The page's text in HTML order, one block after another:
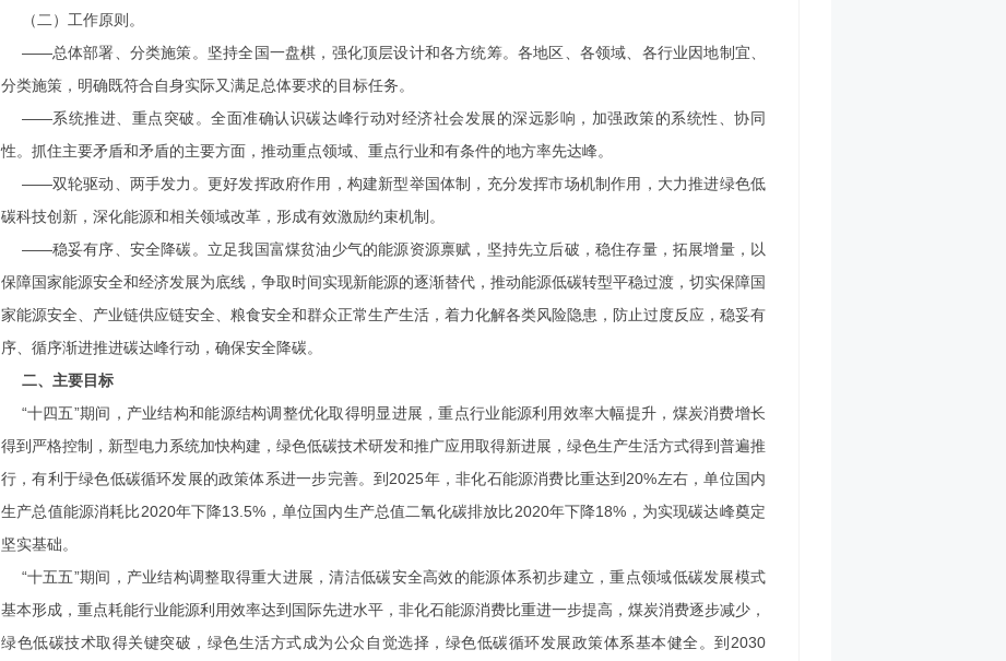
（二）工作原则。
——总体部署、分类施策。 坚持全国一盘棋，强化顶层设计和各方统筹。各地区、各领域、各行业因地制宜、
分类施策，明确既符合自身实际又满足总体要求的目标任务。
——系统推进、重点突破。全面准确认识碳达峰行动对经济社会发展的深远影响，加强政策的系统性、协同
性。抓住主要矛盾和矛盾的主要方面，推动重点领域、重点行业和有条件的地方率先达峰。
——双轮驱动、两手发力。 更好发挥政府作用，构建新型举国体制，充分发挥市场机制作用，大力推进绿色低
碳科技创新，深化能源和相关领域改革，形成有效激励约束机制。
——稳妥有序、安全降碳。 立足我国富煤贫油少气的能源资源禀赋，坚持先立后破，稳住存量，拓展增量，以
保障国家能源安全和经济发展为底线，争取时间实现新能源的逐渐替代，推动能源低碳转型平稳过渡，切实保障国
家能源安全、产业链供应链安全、粮食安全和群众正常生产生活，着力化解各类风险隐患，防止过度反应，稳妥有
序、循序渐进推进碳达峰行动，确保安全降碳。
二、主要目标
“十四五”期间，产业结构和能源结构调整优化取得明显进展，重点行业能源利用效率大幅提升，煤炭消费增长
得到严格控制，新型电力系统加快构建，绿色低碳技术研发和推广应用取得新进展，绿色生产生活方式得到普遍推
行，有利于绿色低碳循环发展的政策体系进一步完善。到2025年，非化石能源消费比重达到20%左右，单位国内
生产总值能源消耗比2020年下降13.5%，单位国内生产总值二氧化碳排放比2020年下降18%，为实现碳达峰奠定
坚实基础。
“十五五”期间，产业结构调整取得重大进展，清洁低碳安全高效的能源体系初步建立，重点领域低碳发展模式
基本形成，重点耗能行业能源利用效率达到国际先进水平，非化石能源消费比重进一步提高，煤炭消费逐步减少，
绿色低碳技术取得关键突破，绿色生活方式成为公众自觉选择，绿色低碳循环发展政策体系基本健全。到2030